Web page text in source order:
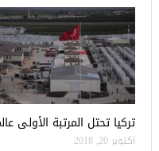
تركيا تحتل المرتبة الأولى
أكتوبر 20, 2018